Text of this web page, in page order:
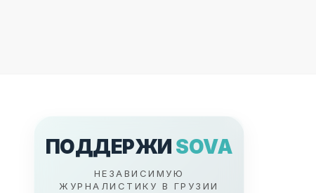
ПОДДЕРЖИ SOVA
НЕЗАВИСИМУЮ
ЖУРНАЛИСТИКУ В ГРУЗИИ